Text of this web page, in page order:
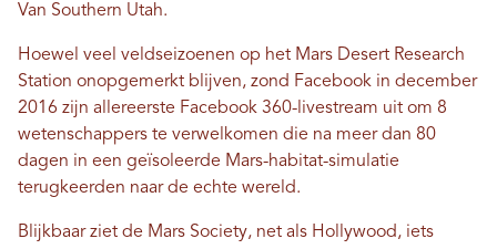
Van Southern Utah.
Hoewel veel veldseizoenen op het Mars Desert Research
Station onopgemerkt blijven, zond Facebook in december
2016 zijn allereerste Facebook 360-livestream uit om 8
wetenschappers te verwelkomen die na meer dan 80
dagen in een geïsoleerde Mars-habitat-simulatie
terugkeerden naar de echte wereld.
Blijkbaar ziet de Mars Society, net als Hollywood, iets